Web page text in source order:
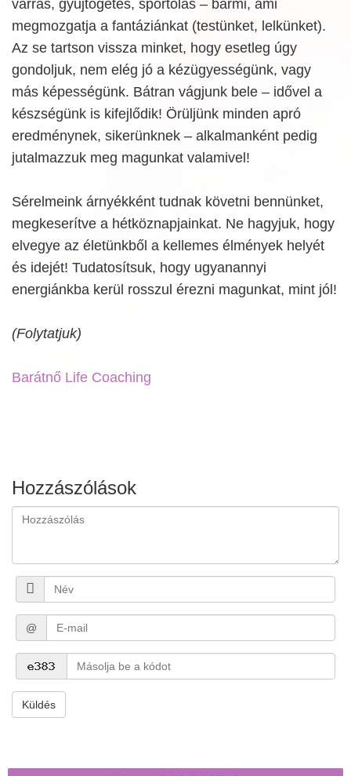
varrás, gyűjtögetés, sportolás – bármi, ami
megmozgatja a fantáziánkat (testünket, lelkünket).
Az se tartson vissza minket, hogy esetleg úgy
gondoljuk, nem elég jó a kézügyességünk, vagy
más képességünk. Bátran vágjunk bele – idővel a
készségünk is kifejlődik! Örüljünk minden apró
eredménynek, sikerünknek – alkalmanként pedig
jutalmazzuk meg magunkat valamivel!
Sérelmeink árnyékként tudnak követni bennünket,
megkeserítve a hétköznapjainkat. Ne hagyjuk, hogy
elvegye az életünkből a kellemes élmények helyét
és idejét! Tudatosítsuk, hogy ugyanannyi
energiánkba kerül rosszul érezni magunkat, mint jól!
(Folytatjuk)
Barátnő Life Coaching
Hozzászólások
@
Küldés